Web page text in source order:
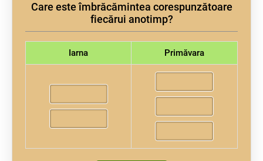
Care este îmbrăcămintea corespunzătoare
fiecărui anotimp?
Iarna Primăvara